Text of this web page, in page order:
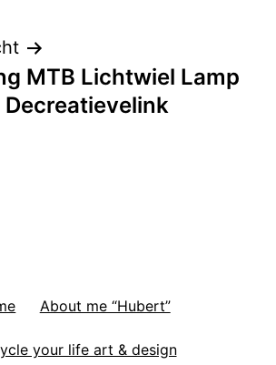
MTB Lichtwiel Lamp
Decreatievelink
About me “Hubert”
your life art & design